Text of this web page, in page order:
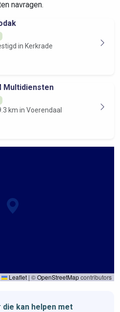
navragen.
in Kerkrade
Multidiensten
km in Voerendaal
Leaflet | ©OpenStreetMapcontributors
kan helpen met